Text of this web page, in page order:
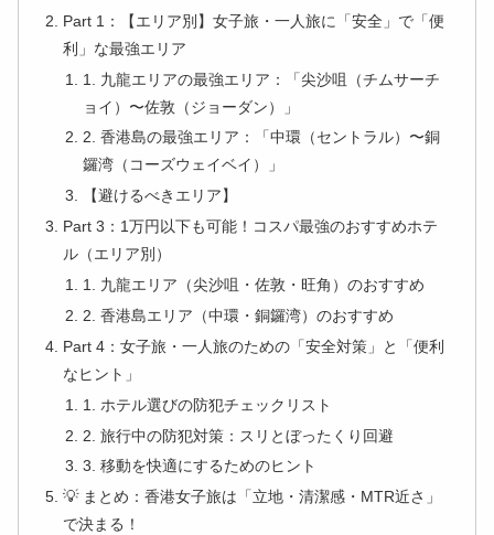
Part 1：【エリア別】女子旅・一人旅に「安全」で「便
利」な最強エリア
1. 九龍エリアの最強エリア：「尖沙咀（チムサーチ
ョイ）〜佐敦（ジョーダン）」
2. 香港島の最強エリア：「中環（セントラル）〜銅
鑼湾（コーズウェイベイ）」
【避けるべきエリア】
Part 3：1万円以下も可能！コスパ最強のおすすめホテ
ル（エリア別）
1. 九龍エリア（尖沙咀・佐敦・旺角）のおすすめ
2. 香港島エリア（中環・銅鑼湾）のおすすめ
Part 4：女子旅・一人旅のための「安全対策」と「便利
なヒント」
1. ホテル選びの防犯チェックリスト
2. 旅行中の防犯対策：スリとぼったくり回避
3. 移動を快適にするためのヒント
💡 まとめ：香港女子旅は「立地・清潔感・MTR近さ」
で決まる！